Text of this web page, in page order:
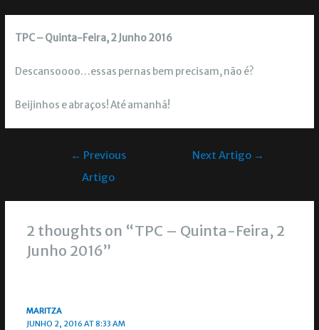
TPC – Quinta-Feira, 2 Junho 2016
Descansoooo…essas pernas bem precisam, não é?
Beijinhos e abraços! Até amanhã!
← Previous
Artigo
Next Artigo →
2 thoughts on “TPC – Quinta-Feira, 2
Junho 2016”
MARITZA
JUNHO 2, 2016 AT 8:33 AM